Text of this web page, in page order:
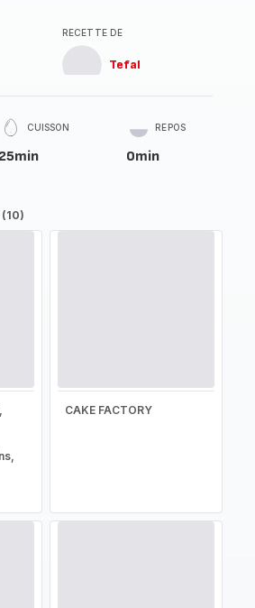
RECETTE DE
Tefal
CUISSON
25min
REPOS
0min
CAKE FACTORY